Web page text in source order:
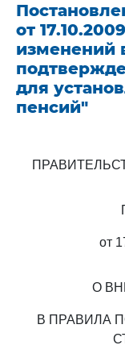
от
изменений
для
пенсий"
от
О
В ПРАВИЛА